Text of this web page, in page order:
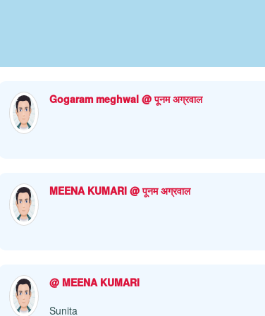
Gogaram meghwal @ पूनम अग्रवाल
MEENA KUMARI @ पूनम अग्रवाल
@ MEENA KUMARI
Sunita